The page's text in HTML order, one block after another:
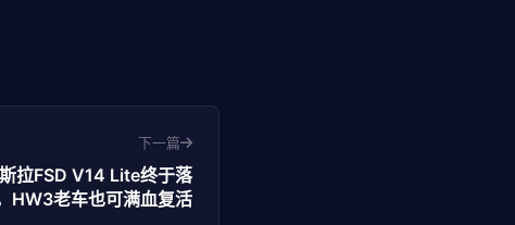
下一篇
拉FSD V14 Lite终于落
HW3老车也可满血复活